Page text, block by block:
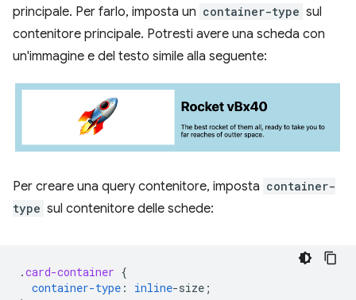
principale. Per farlo, imposta un container-type sul
contenitore principale. Potresti avere una scheda con
un'immagine e del testo simile alla seguente:
Per creare una query contenitore, imposta container-
type sul contenitore delle schede:
.card-container {
container-type : inline-size ;